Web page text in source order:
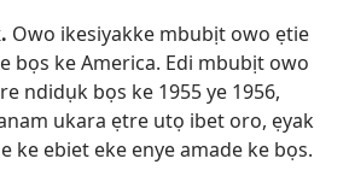
Owo ikesiyakke mbubịt owo ẹtie
bọs ke America. Edi mbubịt owo
ndidụk bọs ke 1955 ye 1956,
ukara ẹtre utọ ibet oro, ẹyak
ke ebiet eke enye amade ke bọs.